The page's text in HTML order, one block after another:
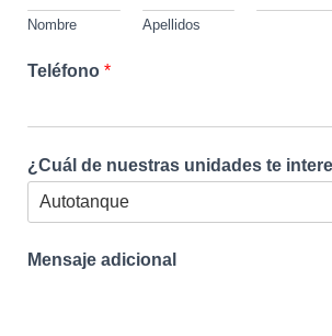
Nombre Apellidos
Teléfono *
¿Cuál de nuestras unidades te
Mensaje adicional